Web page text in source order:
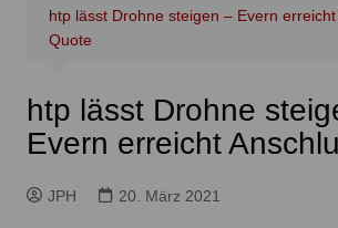
htp lässt Drohne steigen – Evern
Quote
htp lässt Drohne
Evern erreicht
JPH 20. März 2021